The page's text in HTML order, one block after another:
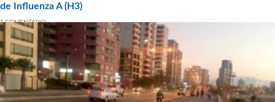
de Influenza A (H3)
1 COMENTARIO